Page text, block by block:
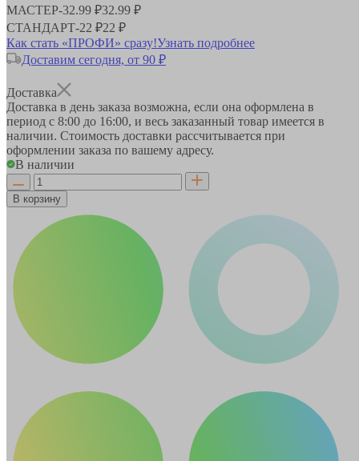
МАСТЕР-32.99 ₽32.99 ₽
СТАНДАРТ-22 ₽22 ₽
Как стать «ПРОФИ» сразу!Узнать подробнее
Доставим сегодня, от 90 ₽
Доставка
Доставка в день заказа возможна, если она оформлена в
период с 8:00 до 16:00, и весь заказанный товар имеется в
наличии. Стоимость доставки рассчитывается при
оформлении заказа по вашему адресу.
В наличии
В корзину